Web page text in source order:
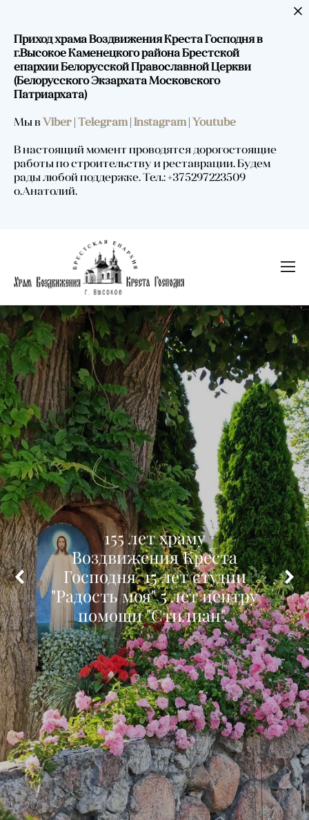
Приход храма Воздвижения Креста Господня в
г.Высокое Каменецкого района Брестской
епархии Белорусской Православной Церкви
(Белорусского Экзархата Московского
Патриархата)
Мы в Viber | Telegram| Instagram| Youtube
В настоящий момент проводятся дорогостоящие
работы по строительству и реставрации. Будем
рады любой поддержке. Тел.: +375297223509
о.Анатолий.
155 лет храму
Воздвижения Креста
Господня 15 лет студии
"Радость моя" 5 лет центру
помощи "Стилиан".